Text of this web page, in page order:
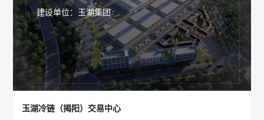
建设单位：玉湖集团
玉湖冷链（揭阳）交易中心